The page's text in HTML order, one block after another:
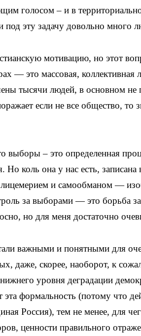
голосом – и в
под эту задачу довольно много
мотивацию, но этот
— это массовая, коллективная
тысячи людей, в основном не
если не все общество, то
выборы – это определенная
Но коль она у нас есть,
лицемерием и самообманом —
за выборами — это борьба
но для меня достаточно
важными и понятными для
даже, скорее, наоборот, к
уровня деградации
формальность (потому что
Россия), тем не менее, для
ценности правильного